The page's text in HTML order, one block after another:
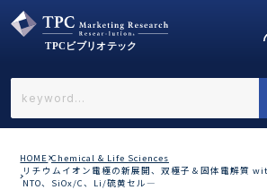
←戻る
HOME Chemical & Life Sciences
リチウムイオン電極の新展開、双極子＆固体電解質
NTO、SiOx/C、Li/硫黄セル―